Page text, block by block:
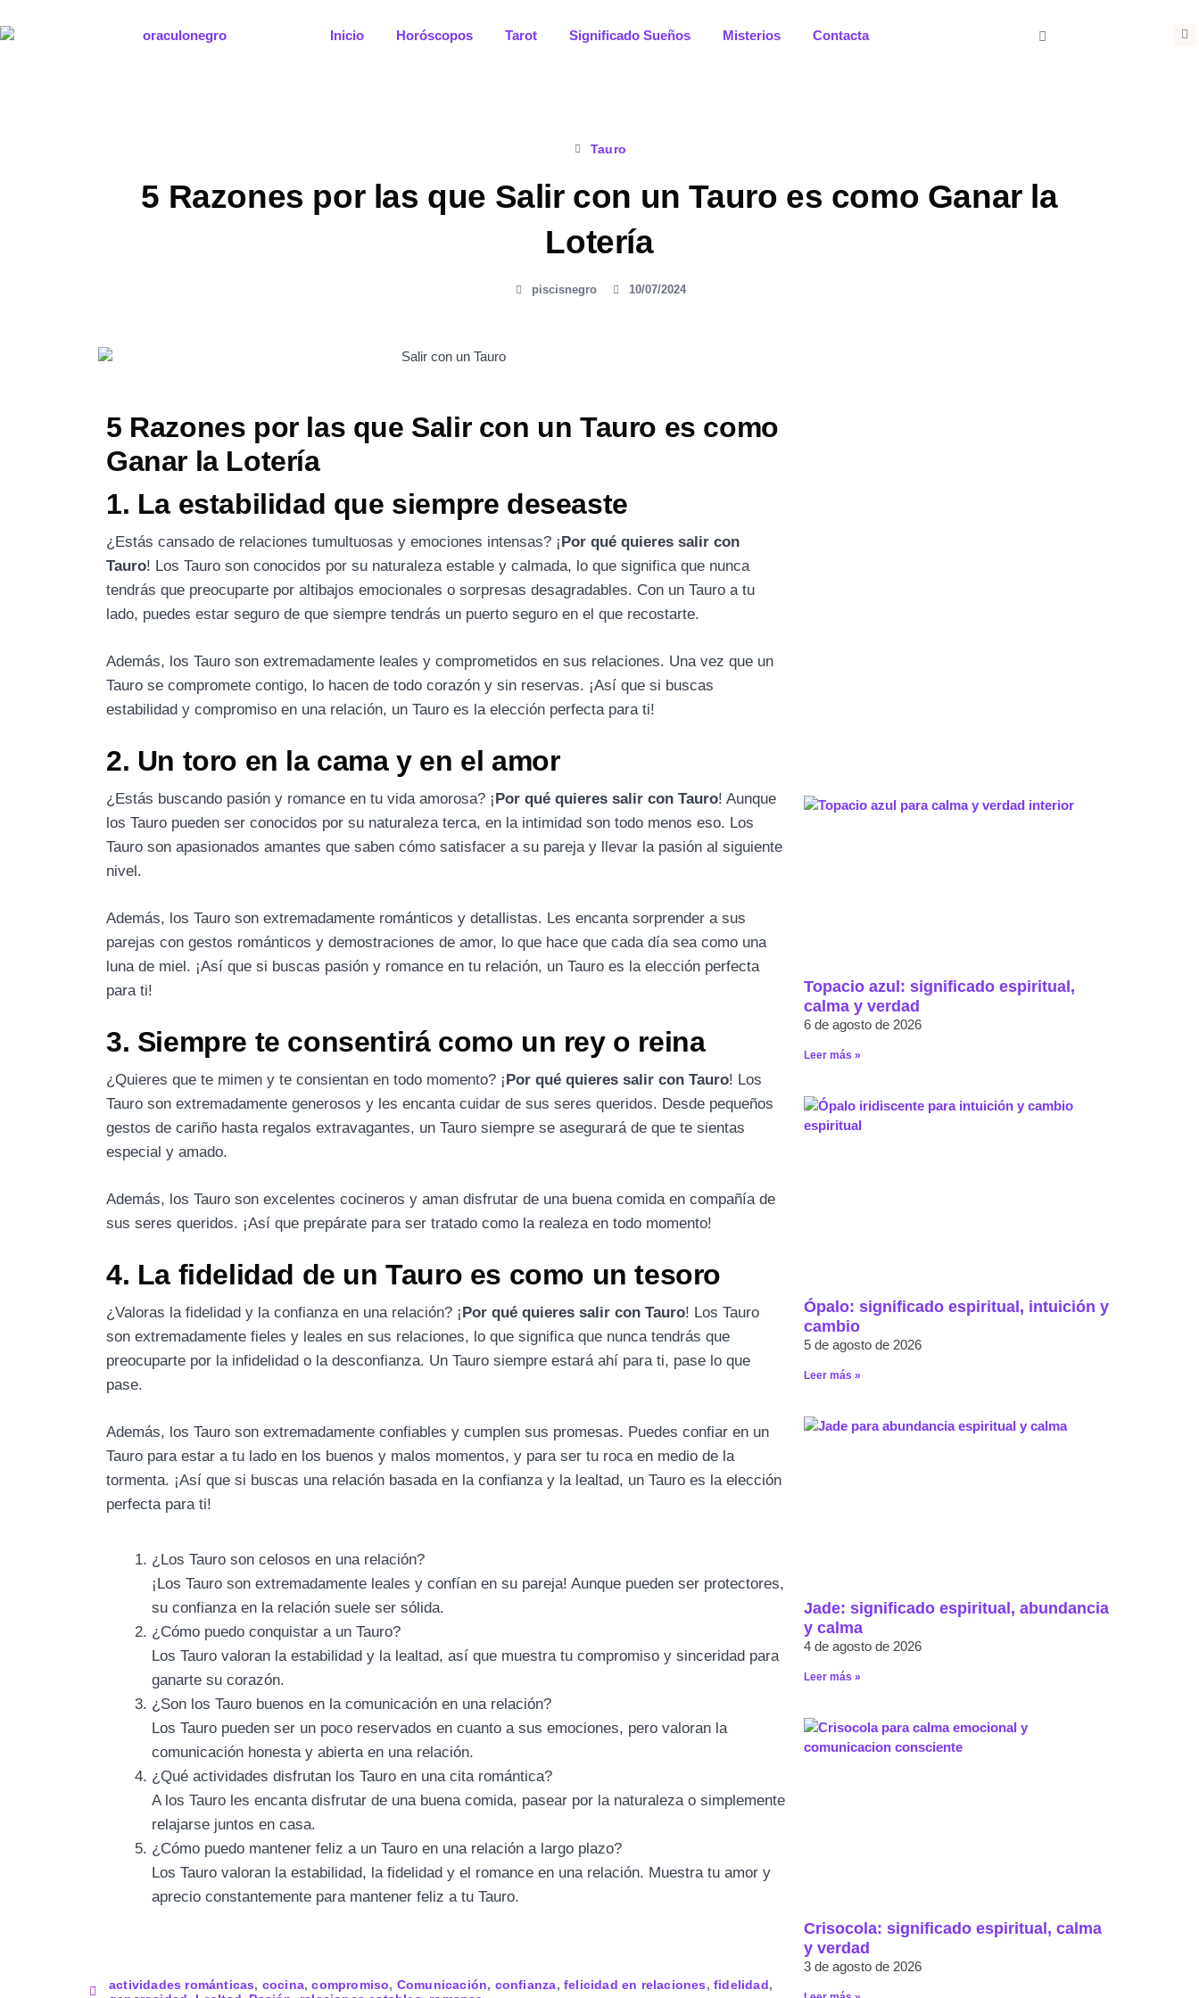
al
Inicio Horóscopos Tarot Significado Sueños Misterios Contacta
I
n
Tauro
5 Razones por las que Salir con un Tauro es como Ganar la
Lotería
piscisnegro 10/07/2024
5 Razones por las que Salir con un Tauro es como
Ganar la Lotería
1. La estabilidad que siempre deseaste
¿Estás cansado de relaciones tumultuosas y emociones intensas? ¡Por qué quieres salir con
Tauro! Los Tauro son conocidos por su naturaleza estable y calmada, lo que significa que nunca
tendrás que preocuparte por altibajos emocionales o sorpresas desagradables. Con un Tauro a tu
lado, puedes estar seguro de que siempre tendrás un puerto seguro en el que recostarte.
Además, los Tauro son extremadamente leales y comprometidos en sus relaciones. Una vez que un
Tauro se compromete contigo, lo hacen de todo corazón y sin reservas. ¡Así que si buscas
estabilidad y compromiso en una relación, un Tauro es la elección perfecta para ti!
2. Un toro en la cama y en el amor
¿Estás buscando pasión y romance en tu vida amorosa? ¡Por qué quieres salir con Tauro! Aunque
los Tauro pueden ser conocidos por su naturaleza terca, en la intimidad son todo menos eso. Los
Tauro son apasionados amantes que saben cómo satisfacer a su pareja y llevar la pasión al siguiente
nivel.
Además, los Tauro son extremadamente románticos y detallistas. Les encanta sorprender a sus
parejas con gestos románticos y demostraciones de amor, lo que hace que cada día sea como una
luna de miel. ¡Así que si buscas pasión y romance en tu relación, un Tauro es la elección perfecta
para ti!
3. Siempre te consentirá como un rey o reina
¿Quieres que te mimen y te consientan en todo momento? ¡Por qué quieres salir con Tauro! Los
Tauro son extremadamente generosos y les encanta cuidar de sus seres queridos. Desde pequeños
gestos de cariño hasta regalos extravagantes, un Tauro siempre se asegurará de que te sientas
especial y amado.
Además, los Tauro son excelentes cocineros y aman disfrutar de una buena comida en compañía de
sus seres queridos. ¡Así que prepárate para ser tratado como la realeza en todo momento!
4. La fidelidad de un Tauro es como un tesoro
¿Valoras la fidelidad y la confianza en una relación? ¡Por qué quieres salir con Tauro! Los Tauro
son extremadamente fieles y leales en sus relaciones, lo que significa que nunca tendrás que
preocuparte por la infidelidad o la desconfianza. Un Tauro siempre estará ahí para ti, pase lo que
pase.
Además, los Tauro son extremadamente confiables y cumplen sus promesas. Puedes confiar en un
Tauro para estar a tu lado en los buenos y malos momentos, y para ser tu roca en medio de la
tormenta. ¡Así que si buscas una relación basada en la confianza y la lealtad, un Tauro es la elección
perfecta para ti!
¿Los Tauro son celosos en una relación?
¡Los Tauro son extremadamente leales y confían en su pareja! Aunque pueden ser protectores,
su confianza en la relación suele ser sólida.
¿Cómo puedo conquistar a un Tauro?
Los Tauro valoran la estabilidad y la lealtad, así que muestra tu compromiso y sinceridad para
ganarte su corazón.
¿Son los Tauro buenos en la comunicación en una relación?
Los Tauro pueden ser un poco reservados en cuanto a sus emociones, pero valoran la
comunicación honesta y abierta en una relación.
¿Qué actividades disfrutan los Tauro en una cita romántica?
A los Tauro les encanta disfrutar de una buena comida, pasear por la naturaleza o simplemente
relajarse juntos en casa.
¿Cómo puedo mantener feliz a un Tauro en una relación a largo plazo?
Los Tauro valoran la estabilidad, la fidelidad y el romance en una relación. Muestra tu amor y
aprecio constantemente para mantener feliz a tu Tauro.
actividades románticas, cocina,compromiso, Comunicación, confianza, felicidad en relaciones, fidelidad,
Topacio azul: significado espiritual,
calma y verdad
6 de agosto de 2026
Leer más »
Ópalo: significado espiritual, intuición y
cambio
5 de agosto de 2026
Leer más »
Jade: significado espiritual, abundancia
y calma
4 de agosto de 2026
Leer más »
Crisocola: significado espiritual, calma
y verdad
3 de agosto de 2026